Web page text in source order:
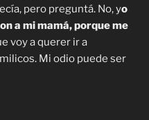
pero preguntá. No, yo
a mi mamá, porque me
voy a querer ir a
Mi odio puede ser